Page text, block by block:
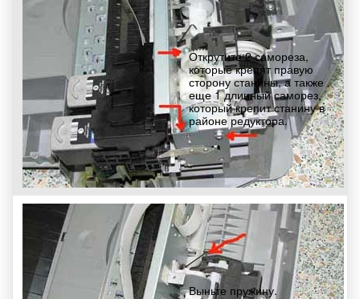
Открутите 2 самореза,
которые крепят правую
сторону станины, а также
еще 1 длинный саморез,
который крепит станину в
районе редуктора.
Выньте пружину.